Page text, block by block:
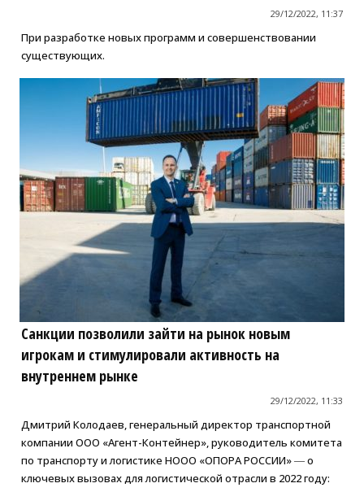
29/12/2022, 11:37
При разработке новых программ и совершенствовании
существующих.
Санкции позволили зайти на рынок новым
игрокам и стимулировали активность на
внутреннем рынке
29/12/2022, 11:33
Дмитрий Колодаев, генеральный директор транспортной
компании ООО «Агент-Контейнер», руководитель комитета
по транспорту и логистике НООО «ОПОРА РОССИИ» ― о
ключевых вызовах для логистической отрасли в 2022 году: